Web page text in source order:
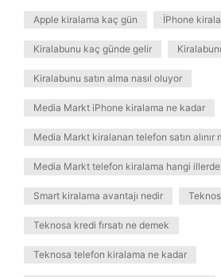
Apple kiralama kaç gün İPhone
Kiralabunu kaç günde gelir
Kiralabunu satın alma nasıl oluyor
Media Markt iPhone kiralama ne kadar
Media Markt kiralanan telefon satın alınır
Media Markt telefon kiralama hangi
Smart kiralama avantajı nedir
Teknosa kredi fırsatı ne demek
Teknosa telefon kiralama ne kadar